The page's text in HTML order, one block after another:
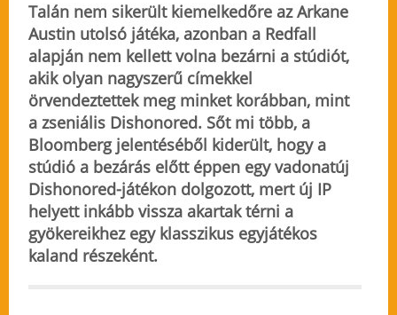
Talán nem sikerült kiemelkedőre az Arkane
Austin utolsó játéka, azonban a Redfall
alapján nem kellett volna bezárni a stúdiót,
akik olyan nagyszerű címekkel
örvendeztettek meg minket korábban, mint
a zseniális Dishonored. Sőt mi több, a
Bloomberg jelentéséből kiderült, hogy a
stúdió a bezárás előtt éppen egy vadonatúj
Dishonored-játékon dolgozott, mert új IP
helyett inkább vissza akartak térni a
gyökereikhezegy klasszikus egyjátékos
kaland részeként.